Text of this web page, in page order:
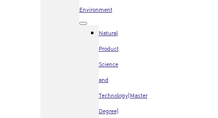
Environment
Natural
Product
Science
and
Technology(Master
Degree)